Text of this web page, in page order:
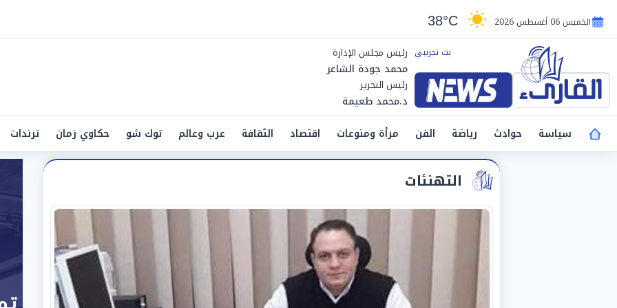
الخميس 06 أغسطس 2026 38°C
رئيس مجلس الإدارة
محمد جودة الشاعر
رئيس التحرير
د.محمد طعيمة
سياسة
حوادث رياضة الفن مرأة ومنوعات اقتصاد الثقافة عرب وعالم توك شو حكاوي زمان ترندات
التهنئات